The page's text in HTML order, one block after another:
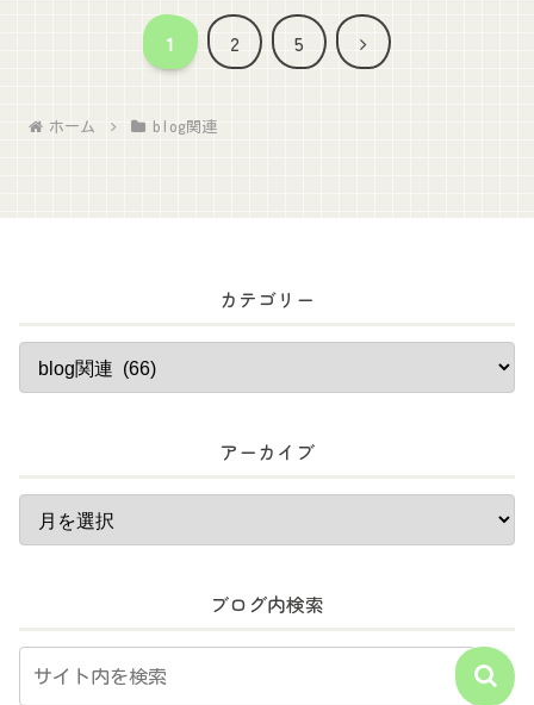
1 2 5
次
ホーム blog関連
カテゴリー
アーカイブ
ブログ内検索